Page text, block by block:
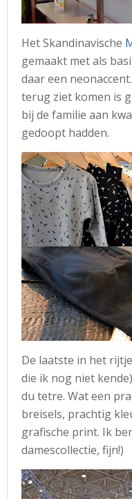
Het Skandinavische
gemaakt met als
daar een
terug ziet komen is
bij de familie aan
gedoopt hadden.
De laatste in het
die ik nog niet
du tetre. Wat een
breisels, prachtig
grafische print. Ik
damescollectie, fijn!)